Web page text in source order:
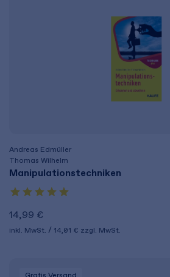
Andreas Edmüller
Thomas Wilhelm
Manipulationstechniken
14,99 €
inkl. MwSt. 14,01 € zzgl. MwSt.
Gratis Versand